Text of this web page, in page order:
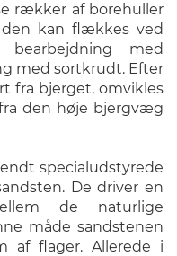
rækker af borehuller
kan flækkes ved
med
med sortkrudt. Efter
fra bjerget, omvikles
den høje bjergvæg
specialudstyrede
De driver en
de naturlige
måde sandstenen
af flager. Allerede i